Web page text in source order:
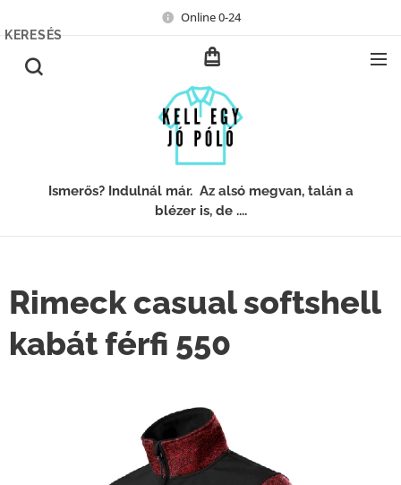
Online 0-24
Ismerős? Indulnál már. Az alsó megvan, talán a
blézer is, de ....
KERESÉS
Rimeck casual softshell
kabát férfi 550